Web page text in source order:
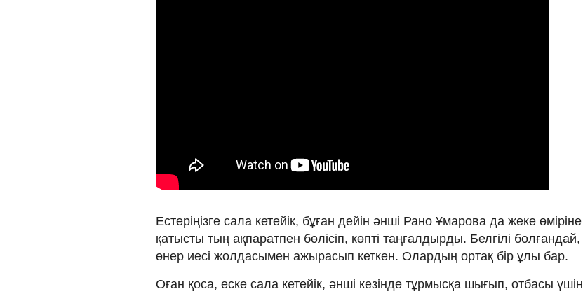
Естеріңізге сала кетейік, бұған дейін әнші Рано Ұмарова да жеке өміріне
қатысты тың ақпаратпен бөлісіп, көпті таңғалдырды. Белгілі болғандай,
өнер иесі жолдасымен ажырасып кеткен. Олардың ортақ бір ұлы бар.
Оған қоса, еске сала кетейік, әнші кезінде тұрмысқа шығып, отбасы үшін